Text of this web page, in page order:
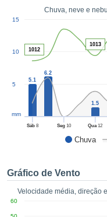
de alta
botão
a
o
no
como
CONTINUAR
CONFIGURAÇÕES
Chuva, neve e
Chuva
Sáb8 Seg10 Qua12
5
10
15
mm
5.1
6.2
1.5
1012
1013
Gráfico de Vento
Velocidade média, direção
60